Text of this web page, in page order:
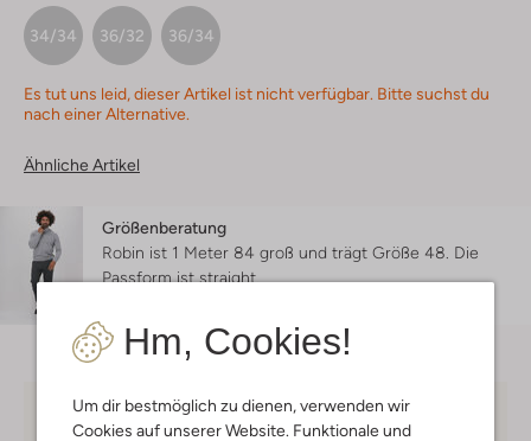
Hm, Cookies!
Um dir bestmöglich zu dienen, verwenden wir
Cookies auf unserer Website. Funktionale und
34/34 36/32 36/34
Es tut uns leid, dieser Artikel ist nicht verfügbar. Bitte suchst du
nach einer Alternative.
Ähnliche Artikel
Größenberatung
Robin ist 1 Meter 84 groß und trägt Größe 48. Die
Passform iststraight.
Kostenloser Versandab € 75 für Club-Omoda